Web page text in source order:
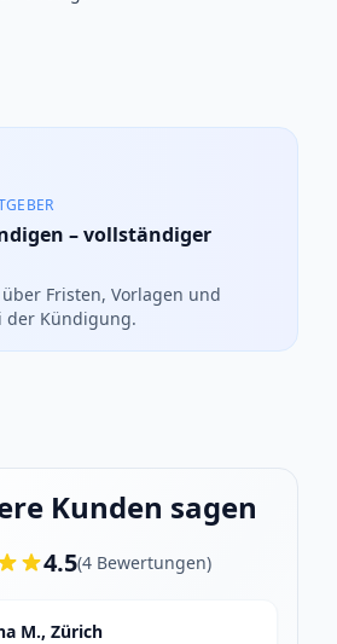
– vollständiger
Fristen, Vorlagen und
der Kündigung.
Kunden sagen
4.5(4 Bewertungen)
M., Zürich